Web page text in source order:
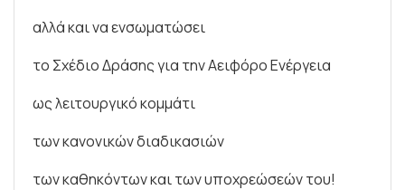
αλλά και να ενσωματώσει
το Σχέδιο Δράσης για την Αειφόρο Ενέργεια
ως λειτουργικό κομμάτι
των κανονικών διαδικασιών
των καθηκόντων και των υποχρεώσεών του!